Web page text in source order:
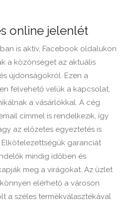
online jelenlét
is aktív, Facebook oldalukon
a közönséget az aktuális
újdonságokról. Ezen a
felvehető velük a kapcsolat,
a vásárlókkal. A cég
címmel is rendelkezik, így
az előzetes egyeztetés is
garanciát
mindig időben és
meg a virágokat. Az üzlet
elérhető a városon
a széles termékválasztékával